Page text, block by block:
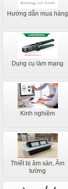
Hướng dẫn mua hàng
Dụng cụ làm mạng
Kinh nghiệm
Thiết bị âm sàn, Âm
tường